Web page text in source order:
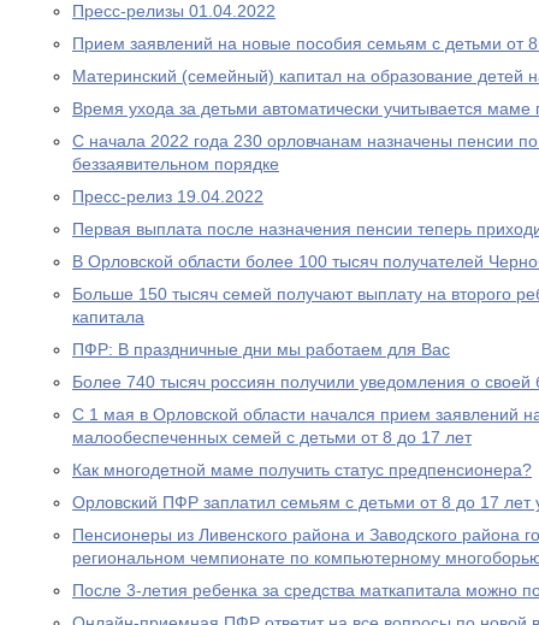
Пресс-релизы 01.04.2022
Прием заявлений на новые пособия семьям с детьми от
Материнский (семейный) капитал на образование детей
Время ухода за детьми автоматически учитывается
С начала 2022 года 230 орловчанам назначены пенсии
беззаявительном порядке
Пресс-релиз 19.04.2022
Первая выплата после назначения пенсии теперь
В Орловской области более 100 тысяч получателей
Больше 150 тысяч семей получают выплату на второго
капитала
ПФР: В праздничные дни мы работаем для Вас
Более 740 тысяч россиян получили уведомления о
С 1 мая в Орловской области начался прием заявлений
малообеспеченных семей с детьми от 8 до 17 лет
Как многодетной маме получить статус предпенсионера?
Орловский ПФР заплатил семьям с детьми от 8 до 17
Пенсионеры из Ливенского района и Заводского района
региональном чемпионате по компьютерному
После 3-летия ребенка за средства маткапитала можно